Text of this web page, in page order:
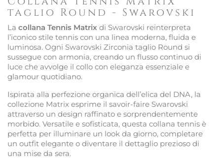
taglio Round - Swarovski
La collana Tennis Matrix di Swarovski reinterpreta
l’iconico stile tennis con una linea moderna, fluida e
luminosa. Ogni Swarovski Zirconia taglio Round si
sussegue con armonia, creando un flusso continuo di
luce che avvolge il collo con eleganza essenziale e
glamour quotidiano.
Ispirata alla perfezione organica dell’elica del DNA, la
collezione Matrix esprime il savoir-faire Swarovski
attraverso un design raffinato e sorprendentemente
morbido. Versatile e sofisticata, questa collana tennis è
perfetta per illuminare un look da giorno, completare
un outfit elegante o diventare il dettaglio prezioso di
una mise da sera.